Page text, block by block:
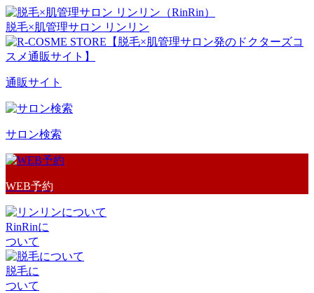
脱毛×肌管理サロン リンリン
通販サイト
サロン検索
WEB予約
RinRinに
ついて
脱毛に
ついて